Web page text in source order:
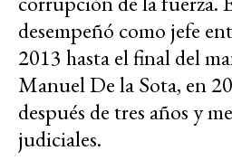
desempeñó como jefe
2013 hasta el final del
Manuel De la Sota, en
después de tres años y
judiciales.